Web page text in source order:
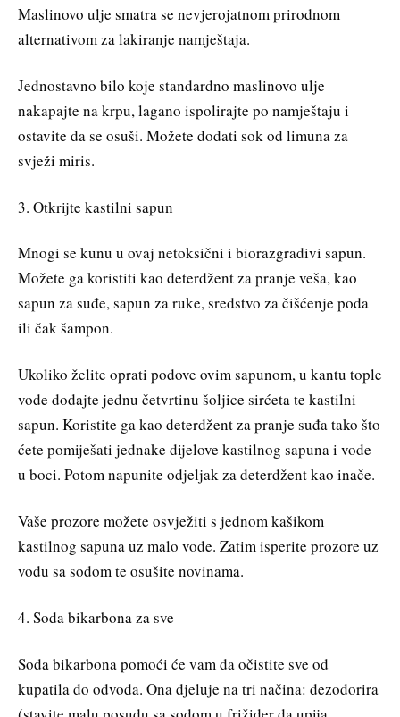
Maslinovo ulje smatra se nevjerojatnom prirodnom
alternativom za lakiranje namještaja.
Jednostavno bilo koje standardno maslinovo ulje
nakapajte na krpu, lagano ispolirajte po namještaju i
ostavite da se osuši. Možete dodati sok od limuna za
svježi miris.
3. Otkrijte kastilni sapun
Mnogi se kunu u ovaj netoksični i biorazgradivi sapun.
Možete ga koristiti kao deterdžent za pranje veša, kao
sapun za suđe, sapun za ruke, sredstvo za čišćenje poda
ili čak šampon.
Ukoliko želite oprati podove ovim sapunom, u kantu tople
vode dodajte jednu četvrtinu šoljice sirćeta te kastilni
sapun. Koristite ga kao deterdžent za pranje suđa tako što
ćete pomiješati jednake dijelove kastilnog sapuna i vode
u boci. Potom napunite odjeljak za deterdžent kao inače.
Vaše prozore možete osvježiti s jednom kašikom
kastilnog sapuna uz malo vode. Zatim isperite prozore uz
vodu sa sodom te osušite novinama.
4. Soda bikarbona za sve
Soda bikarbona pomoći će vam da očistite sve od
kupatila do odvoda. Ona djeluje na tri načina: dezodorira